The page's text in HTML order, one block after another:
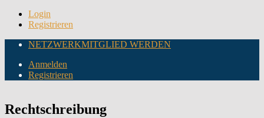
Login
Registrieren
NETZWERKMITGLIED WERDEN
Anmelden
Registrieren
Rechtschreibung